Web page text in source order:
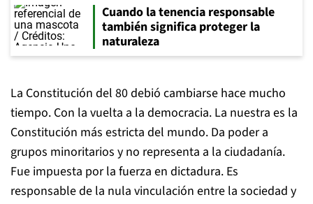
Cuando la tenencia responsable
también significa proteger la
naturaleza
La Constitución del 80 debió cambiarse hace mucho
tiempo. Con la vuelta a la democracia. La nuestra es la
Constitución más estricta del mundo. Da poder a
grupos minoritarios y no representa a la ciudadanía.
Fue impuesta por la fuerza en dictadura. Es
responsable de la nula vinculación entre la sociedad y